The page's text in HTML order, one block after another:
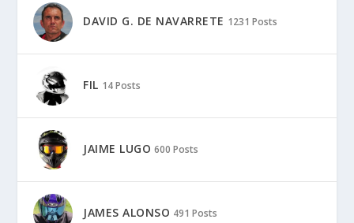
DAVID G. DE NAVARRETE 1231 Posts
FIL 14 Posts
JAIME LUGO 600 Posts
JAMES ALONSO 491 Posts